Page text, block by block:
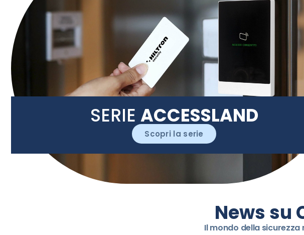
SERIE ACCESSLAND
Scopri la serie
News su
Il mondo della